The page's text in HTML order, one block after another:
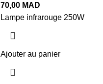
70,00 MAD
Lampe infrarouge 250W
Ajouter au panier